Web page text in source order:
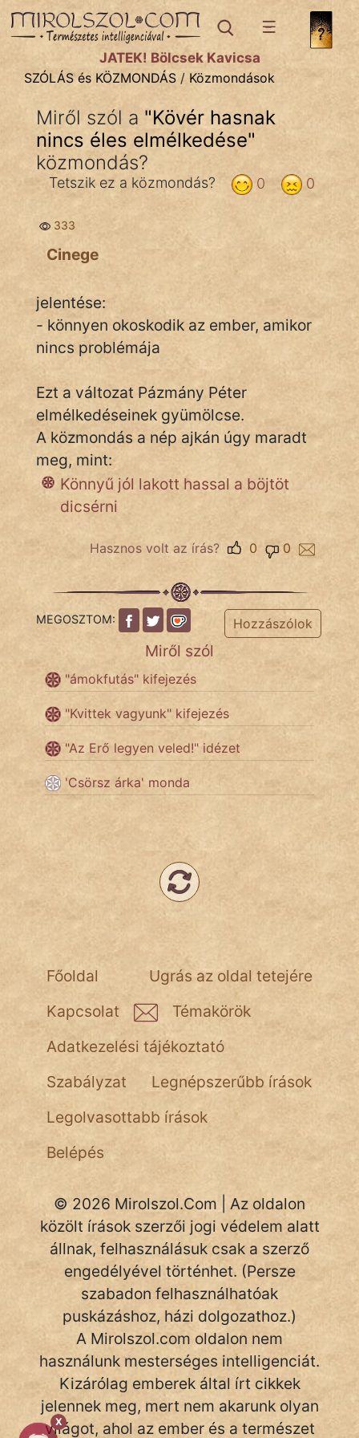
X
SZÓLÁS ÉS KÖZMONDÁStémák:
Bibliai
Közmondások
Rímelő
Szólások
Tréfás
IRODALOM
SZÓLÁS
És
KÖZMONDÁS
FILM
És
TÖRTÉNELEM
Népszerű szerzőink:
mikkamakka
vörös ördög
nagyöreg
NapHold
Név nélkül
pszichopati
szegény legény
Hoffer Botond
szemfüles
JÁTÉK! Bölcsek Kavicsa
SZÓLÁS és KÖZMONDÁS / Közmondások
Miről szól a "Kövér hasnak
nincs éles elmélkedése"
közmondás?
0
0
Tetszik ez a közmondás?
333
Cinege
jelentése:
- könnyen okoskodik az ember, amikor
nincs problémája
Ezt a változat Pázmány Péter
elmélkedéseinek gyümölcse.
A közmondás a nép ajkán úgy maradt
meg, mint:
Könnyű jól lakott hassal a böjtöt
dicsérni
Hasznos volt az írás? 0
0
MEGOSZTOM: Hozzászólok
Miről szól
"ámokfutás" kifejezés
"Kvittek vagyunk" kifejezés
"Az Erő legyen veled!" idézet
'Csörsz árka' monda
Ugrás az oldal tetejére
Főoldal
Kapcsolat
Témakörök
Adatkezelési tájékoztató
Szabályzat
Legnépszerűbb írások
Legolvasottabb írások
Belépés
© 2026 Mirolszol.Com | Az oldalon
közölt írások szerzői jogi védelem alatt
állnak, felhasználásuk csak a szerző
engedélyével történhet. (Persze
szabadon felhasználhatóak
puskázáshoz, házi dolgozathoz.)
A Mirolszol.com oldalon nem
használunk mesterséges intelligenciát.
Kizárólag emberek által írt cikkek
jelennek meg, mert nem akarunk olyan
világot, ahol az ember és a természet